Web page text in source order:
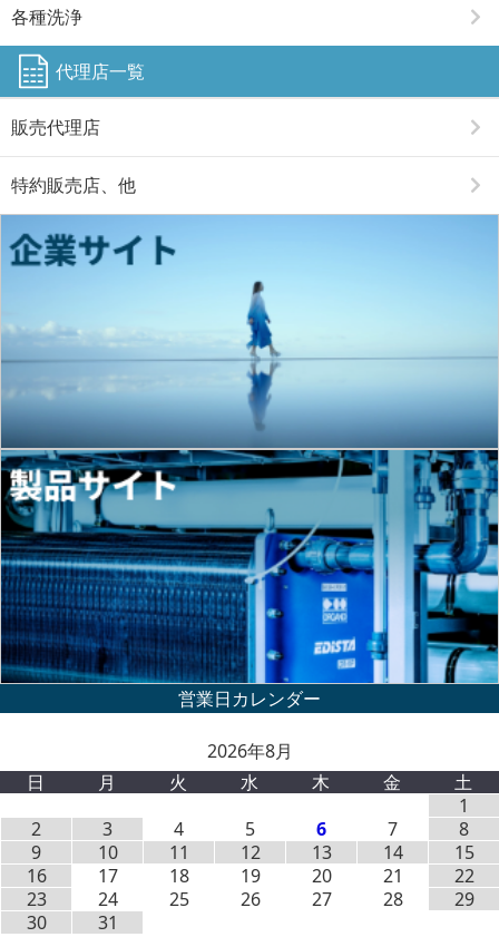
各種洗浄
代理店一覧
販売代理店
特約販売店、他
2026年8月
日
月 火 水 木 金
土
1
2
3 4 5 6 7
8
9
10 11 12 13 14
15
16
17 18 19 20 21
22
23
24 25 26 27 28
29
30
31